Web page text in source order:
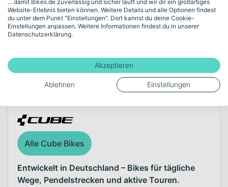
Über die Marke Cube
Alle Cube Bikes
Entwickelt in Deutschland – Bikes für tägliche
Wege, Pendelstrecken und aktive Touren.
... damit Bikes.de zuverlässig und sicher läuft und wir dir ein großartiges
Website-Erlebnis bieten können. Weitere Details und alle Optionen findest
du unter dem Punkt "Einstellungen". Dort kannst du deine Cookie-
Einstellungen anpassen. Weitere Informationen findest du in unserer
Datenschutzerklärung.
Akzeptieren
Ablehnen Einstellungen